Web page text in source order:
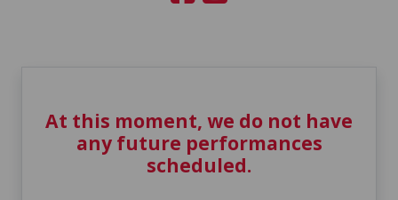
At this moment, we do not have
any future performances
scheduled.